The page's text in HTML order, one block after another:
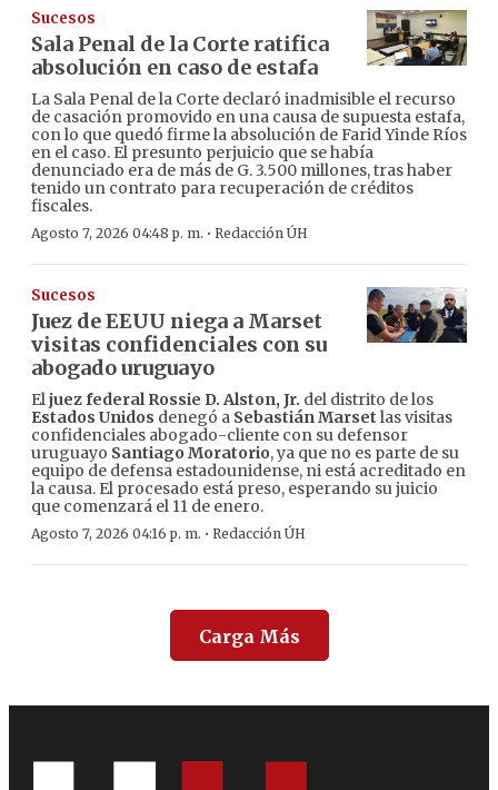
Sucesos
Sala Penal de la Corte ratifica
absolución en caso de estafa
La Sala Penal de la Corte declaró inadmisible el recurso
de casación promovido en una causa de supuesta estafa,
con lo que quedó firme la absolución de Farid Yinde Ríos
en el caso. El presunto perjuicio que se había
denunciado era de más de G. 3.500 millones, tras haber
tenido un contrato para recuperación de créditos
fiscales.
Agosto 7, 2026 04:48 p. m. · Redacción ÚH
Sucesos
Juez de EEUU niega a Marset
visitas confidenciales con su
abogado uruguayo
Eljuez federal Rossie D. Alston, Jr. del distrito de los
Estados Unidos denegó a Sebastián Marset las visitas
confidenciales abogado-cliente con su defensor
uruguayo Santiago Moratorio, ya que no es parte de su
equipo de defensa estadounidense, ni está acreditado en
la causa. El procesado está preso, esperando su juicio
que comenzará el 11 de enero.
Agosto 7, 2026 04:16 p. m. · Redacción ÚH
Carga Más